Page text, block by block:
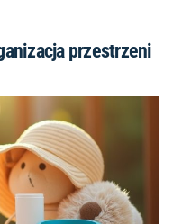
przestrzeni